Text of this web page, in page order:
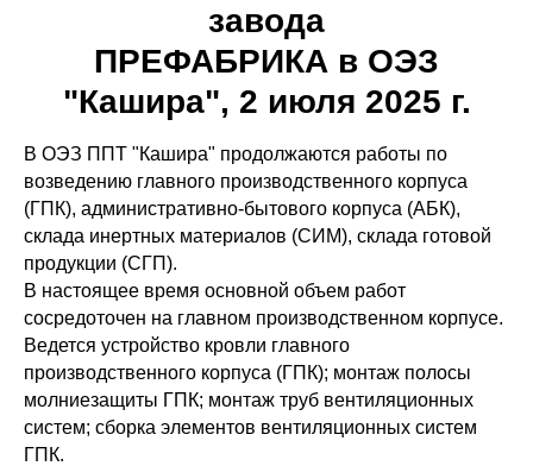
завода
ПРЕФАБРИКА в ОЭЗ
"Кашира", 2 июля 2025 г.
В ОЭЗ ППТ "Кашира" продолжаются работы по
возведению главного производственного корпуса
(ГПК), административно-бытового корпуса (АБК),
склада инертных материалов (СИМ), склада готовой
продукции (СГП).
В настоящее время основной объем работ
сосредоточен на главном производственном корпусе.
Ведется устройство кровли главного
производственного корпуса (ГПК); монтаж полосы
молниезащиты ГПК; монтаж труб вентиляционных
систем; сборка элементов вентиляционных систем
ГПК.